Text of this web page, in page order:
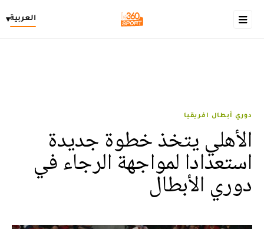
العربية▾
دوري أبطال افريقيا
الأهلي يتخذ خطوة جديدة
استعدادا لمواجهة الرجاء في
دوري الأبطال